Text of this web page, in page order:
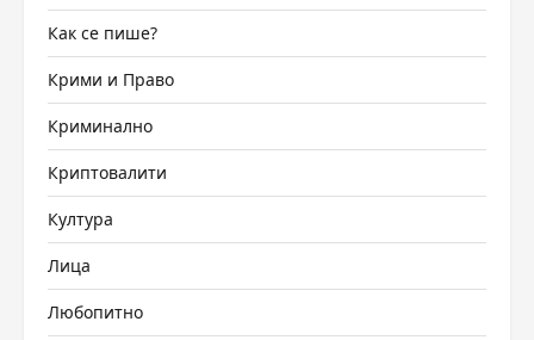
Как се пише?
Крими и Право
Криминално
Криптовалити
Култура
Лица
Любопитно